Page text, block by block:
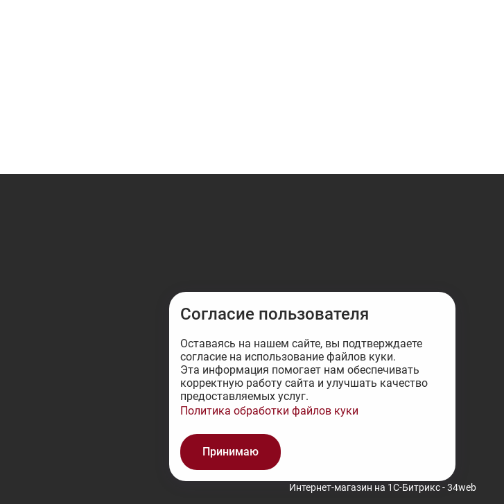
Интернет-магазин на 1С-Битрикс - 34web
Согласие пользователя
Оставаясь на нашем сайте, вы подтверждаете
согласие на использование файлов куки.
Эта информация помогает нам обеспечивать
корректную работу сайта и улучшать качество
предоставляемых услуг.
Политика обработки файлов куки
Принимаю